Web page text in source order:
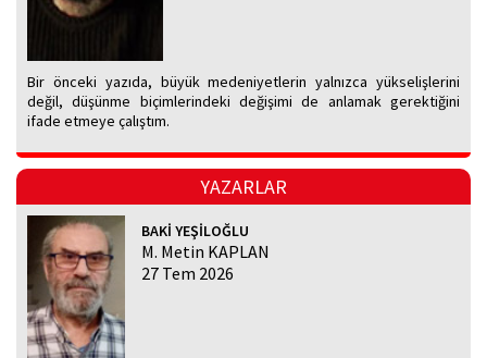
Bir önceki yazıda, büyük medeniyetlerin yalnızca yükselişlerini
değil, düşünme biçimlerindeki değişimi de anlamak gerektiğini
ifade etmeye çalıştım.
YAZARLAR
BAKİ YEŞİLOĞLU
M. Metin KAPLAN
27 Tem 2026